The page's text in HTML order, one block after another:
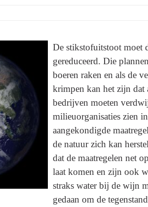
De stikstofuitstoot moet
gereduceerd. Die
boeren raken en als de
krimpen kan het zijn dat
bedrijven moeten
milieuorganisaties zien
aangekondigde
de natuur zich kan
dat de maatregelen net
laat komen en zijn ook
straks water bij de wijn
gedaan om de